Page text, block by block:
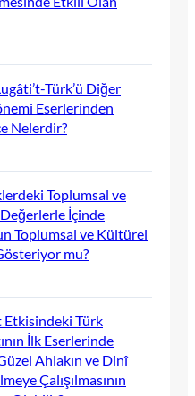
Türk’ü Diğer
Eserlerinden
Nelerdir?
Toplumsal ve
İçinde
Toplumsal ve Kültürel
mu?
Etkisindeki Türk
İlk Eserlerinde
Ahlakın ve Dinî
Çalışılmasının